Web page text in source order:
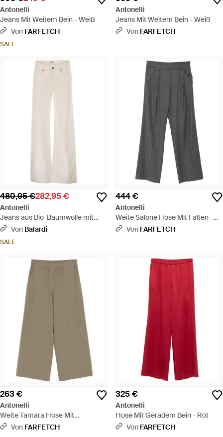
Antonelli
Jeans Mit Weitem Bein - Weiß
Von FARFETCH
SALE
Antonelli
Jeans Mit Weitem Bein - Weiß
Von FARFETCH
480,95 €282,95 €
Antonelli
Jeans aus Bio-Baumwolle mit
weitem Bein - Weiß
Von Balardi
SALE
444 €
Antonelli
Weite Salone Hose Mit Falten -
GrauVon FARFETCH
263 €
Antonelli
Weite Tamara Hose Mit
Stretchbund - Grün
Von FARFETCH
325 €
Antonelli
Hose Mit Geradem Bein - Rot
Von FARFETCH